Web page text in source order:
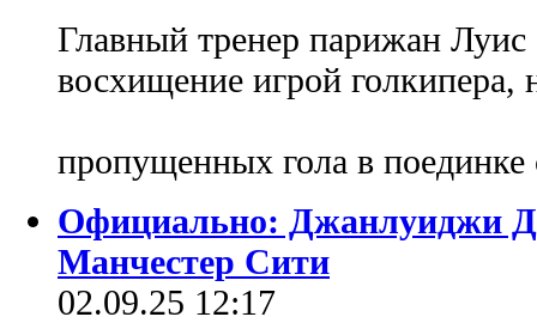
Главный тренер парижан
восхищение игрой голкипера,
пропущенных гола в
Официально: Джанлуиджи
Манчестер Сити
02.09.25 12:17